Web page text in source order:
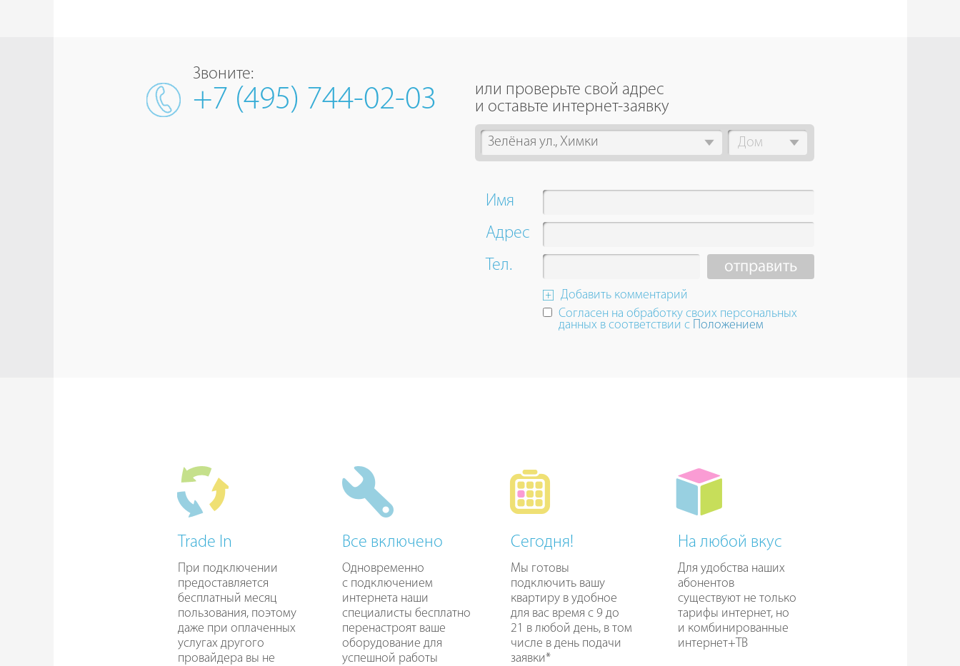
или проверьте свой адрес
и оставьте интернет-заявку
2
results
available,
use
up
and
down
arrow
Имя
Адрес
Тел.
Добавить комментарий
Согласен на обработку своих персональных
данных в соответствии с Положением
Звоните:
+7 (495) 744-02-03
Trade In
При подключении
предоставляется
бесплатный месяц
пользования, поэтому
даже при оплаченных
услугах другого
провайдера вы не
Все включено
Одновременно
с подключением
интернета наши
специалисты бесплатно
перенастроят ваше
оборудование для
успешной работы
Сегодня!
Мы готовы
подключить вашу
квартиру в удобное
для вас время с 9 до
21 в любой день, в том
числе в день подачи
заявки*
На любой вкус
Для удобства наших
абонентов
существуют не только
тарифы интернет, но
и комбинированные
интернет+ТВ